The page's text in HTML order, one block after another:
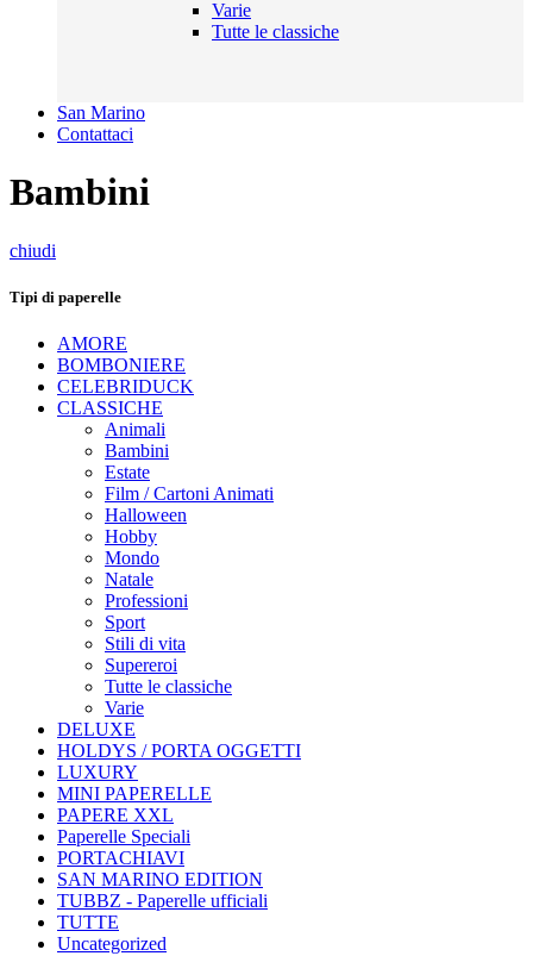
Varie
Tutte le classiche
San Marino
Contattaci
Bambini
chiudi
Tipi di paperelle
AMORE
BOMBONIERE
CELEBRIDUCK
CLASSICHE
Animali
Bambini
Estate
Film / Cartoni Animati
Halloween
Hobby
Mondo
Natale
Professioni
Sport
Stili di vita
Supereroi
Tutte le classiche
Varie
DELUXE
HOLDYS / PORTA OGGETTI
LUXURY
MINI PAPERELLE
PAPERE XXL
Paperelle Speciali
PORTACHIAVI
SAN MARINO EDITION
TUBBZ - Paperelle ufficiali
TUTTE
Uncategorized